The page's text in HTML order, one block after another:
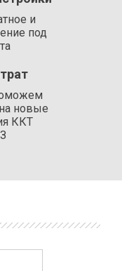
и
под
новые
ККТ